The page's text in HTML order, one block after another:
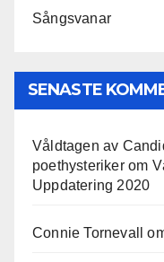
Sångsvanar
SENASTE
Våldtagen av
poethysterikerom
Uppdatering 2020
Connie Tornevall